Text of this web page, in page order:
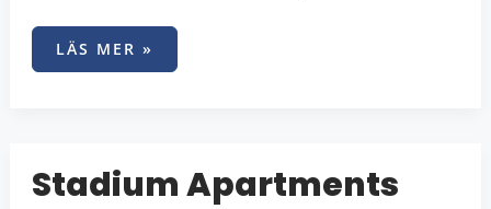
LÄS MER »
Stadium Apartments
STADIUM
APARTMENTS